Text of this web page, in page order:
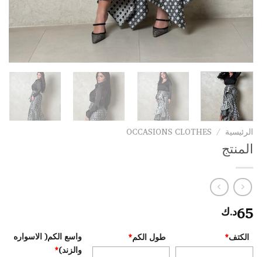
الرئيسية /
OCCASIONS CLOTHES
المنتج
65د.ك
واسع الكم( الاسواره
والزند)*
طول الكم* الكتف*